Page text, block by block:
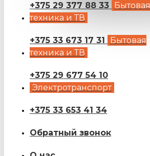
+375 29 377 88 33 Бытовая
техника и ТВ
+375 33 673 17 31
Бытовая
техника и ТВ
+375 29 677 54 10
Электротранспорт
+375 33 653 41 34
Обратный звонок